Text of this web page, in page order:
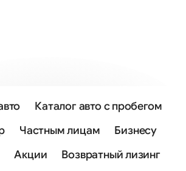
Каталог авто с пробегом
Частным лицам
Бизнесу
Акции
Возвратный лизинг